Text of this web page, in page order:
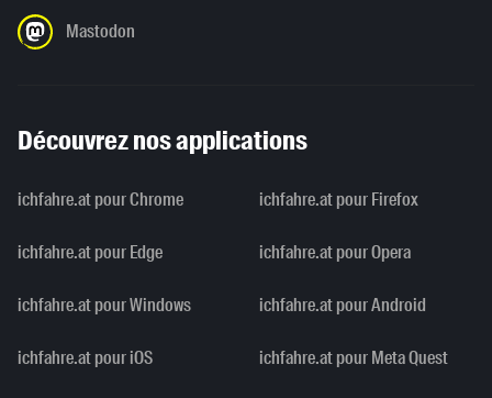
Mastodon
Découvrez nos applications
ichfahre.at pour Chrome ichfahre.at pour Firefox
ichfahre.at pour Edge ichfahre.at pour Opera
ichfahre.at pour Windows ichfahre.at pour Android
ichfahre.at pour iOS ichfahre.at pour Meta Quest